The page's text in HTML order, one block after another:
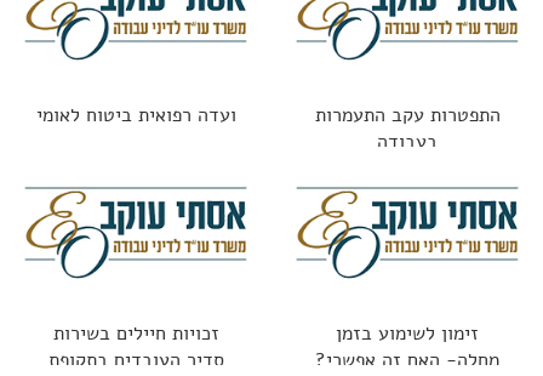
התפטרות עקב התעמרות
בעבודה
ועדה רפואית ביטוח לאומי
זימון לשימוע בזמן
מחלה- האם זה אפשרי?
זכויות חיילים בשירות
סדיר העובדים בתקופת